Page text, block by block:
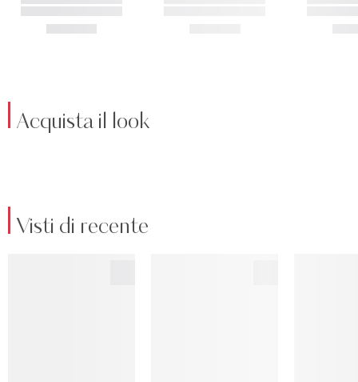
Acquista il look
Visti di recente